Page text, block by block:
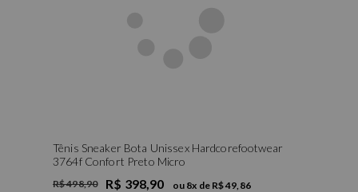
Tênis Sneaker Bota Unissex Hardcorefootwear
3764f Confort Preto Micro
R$ 498,90 R$ 398,90 ou 8x de R$ 49,86